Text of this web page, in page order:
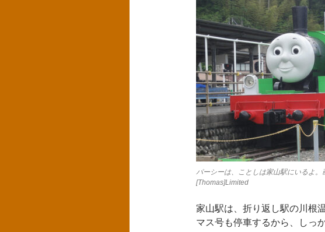
パーシーは、ことしは家山駅にいるよ
[Thomas]Limited
家山駅は、折り返し駅の川根
マス号も停車するから、しっ